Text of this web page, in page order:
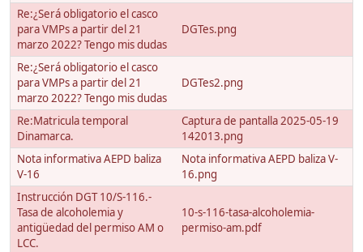
Re:¿Será obligatorio el casco
para VMPs a partir del 21
marzo 2022? Tengo mis dudas
DGTes.png
Re:¿Será obligatorio el casco
para VMPs a partir del 21
marzo 2022? Tengo mis dudas
DGTes2.png
Re:Matricula temporal
Dinamarca.
Captura de pantalla 2025-05-19
142013.png
Nota informativa AEPD baliza
V-16
Nota informativa AEPD baliza V-
16.png
Instrucción DGT 10/S-116.-
Tasa de alcoholemia y
antigüedad del permiso AM o
LCC.
10-s-116-tasa-alcoholemia-
permiso-am.pdf